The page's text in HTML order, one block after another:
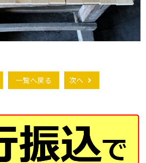
一覧へ戻る 次へ